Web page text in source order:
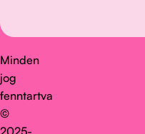
Minden
jog
fenntartva
©